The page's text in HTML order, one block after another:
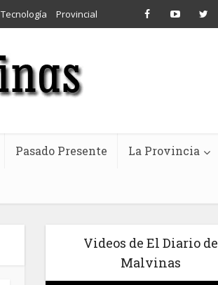
Tecnología Provincial
Pasado Presente La Provincia
Videos de El Diario de
Malvinas